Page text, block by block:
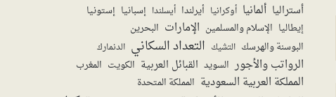
أستراليا ألمانيا أوكرانيا أيرلندا أيسلندا إسبانيا إستونيا
إيطاليا الإسلام والمسلمين الإمارات البحرين
البوسنة والهرسك التشيك التعداد السكاني الدنمارك
الرواتب والأجور السويد القبائل العربية الكويت المغرب
المملكة العربية السعودية المملكة المتحدة